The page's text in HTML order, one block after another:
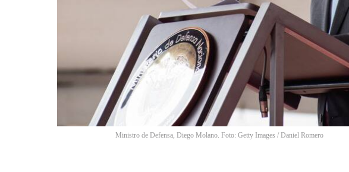
Ministro de Defensa, Diego Molano. Foto: Getty Images / Daniel Romero